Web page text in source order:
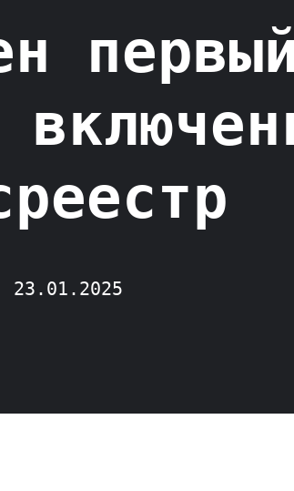
23.01.2025